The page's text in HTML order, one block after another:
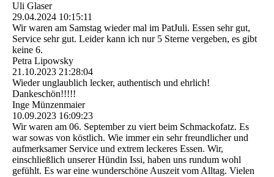
Uli Glaser
29.04.2024 10:15:11
Wir waren am Samstag wieder mal im PatJuli. Essen sehr gut,
Service sehr gut. Leider kann ich nur 5 Sterne vergeben, es gibt
keine 6.
Petra Lipowsky
21.10.2023 21:28:04
Wieder unglaublich lecker, authentisch und ehrlich!
Dankeschön!!!!!
Inge Münzenmaier
10.09.2023 16:09:23
Wir waren am 06. September zu viert beim Schmackofatz. Es
war sowas von köstlich. Wie immer ein sehr freundlicher und
aufmerksamer Service und extrem leckeres Essen. Wir,
einschließlich unserer Hündin Issi, haben uns rundum wohl
gefühlt. Es war eine wunderschöne Auszeit vom Alltag. Vielen